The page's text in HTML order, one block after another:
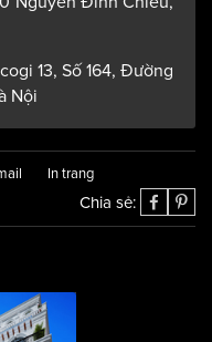
Nguyễn Đình Chiểu,
13, Số 164, Đường
Nội